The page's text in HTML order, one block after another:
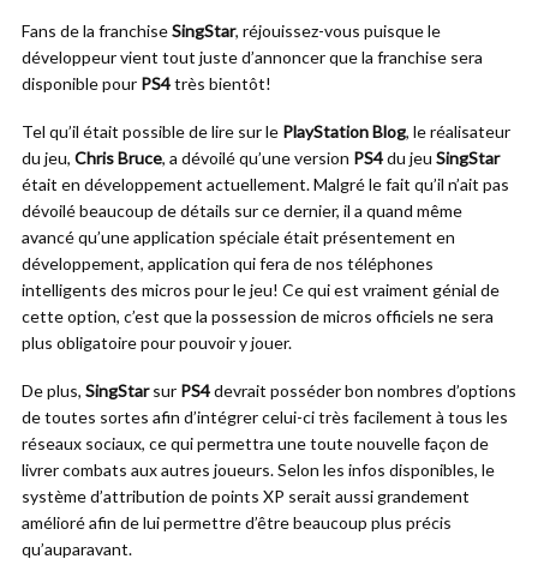
Fans de la franchiseSingStar, réjouissez-vous puisque le
développeur vient tout juste d’annoncer que la franchise sera
disponible pour PS4très bientôt!
Tel qu’il était possible de lire sur le PlayStation Blog, le réalisateur
du jeu, Chris Bruce, a dévoilé qu’une version PS4du jeu SingStar
était en développement actuellement. Malgré le fait qu’il n’ait pas
dévoilé beaucoup de détails sur ce dernier, il a quand même
avancé qu’une application spéciale était présentement en
développement, application qui fera de nos téléphones
intelligents des micros pour le jeu! Ce qui est vraiment génial de
cette option, c’est que la possession de micros officiels ne sera
plus obligatoire pour pouvoir y jouer.
De plus, SingStarsur PS4devrait posséder bon nombres d’options
de toutes sortes afin d’intégrer celui-ci très facilement à tous les
réseaux sociaux, ce qui permettra une toute nouvelle façon de
livrer combats aux autres joueurs. Selon les infos disponibles, le
système d’attribution de points XP serait aussi grandement
amélioré afin de lui permettre d’être beaucoup plus précis
qu’auparavant.